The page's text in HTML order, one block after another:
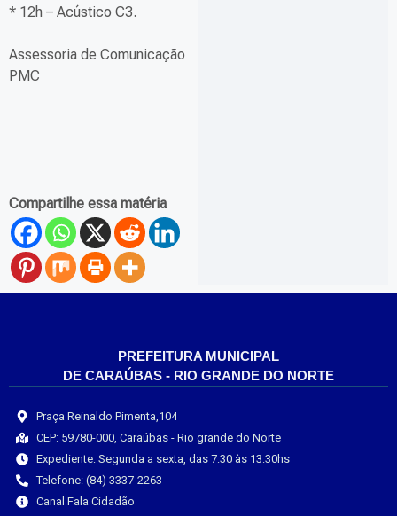
* 12h – Acústico C3.
Assessoria de Comunicação
PMC
Compartilhe essa matéria
PREFEITURA MUNICIPAL
DE CARAÚBAS - RIO GRANDE DO NORTE
Praça Reinaldo Pimenta,104
CEP: 59780-000, Caraúbas - Rio grande do Norte
Expediente: Segunda a sexta, das 7:30 às 13:30hs
Telefone: (84) 3337-2263
Canal Fala Cidadão